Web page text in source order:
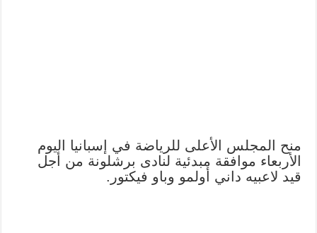
منح المجلس الأعلى للرياضة في إسبانيا اليوم
الأربعاء موافقة مبدئية لنادى برشلونة من أجل
قيد لاعبيه داني أولمو وباو فيكتور.